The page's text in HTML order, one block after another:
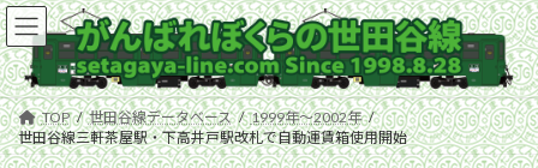
コ
ン
テ
ン
ツ
へ
ス
ナ
ビ
ゲ
ー
シ
ョ
ン
TOP 世田谷線データベース
1999年〜2002年
世田谷線三軒茶屋駅・下高井戸駅改札で自動運賃箱使用開始